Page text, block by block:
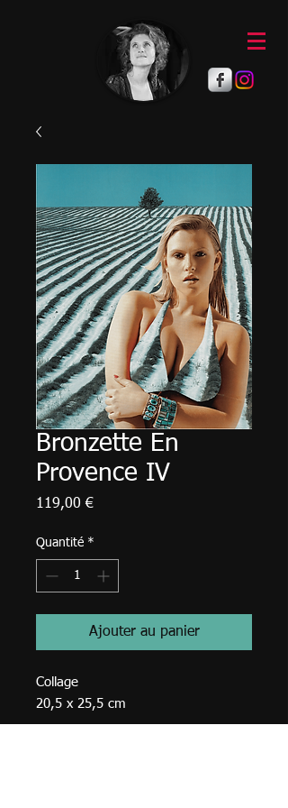
Bronzette En
Provence IV
119,00 €Prix
Quantité *
Ajouter au panier
Collage
20,5 x 25,5 cm